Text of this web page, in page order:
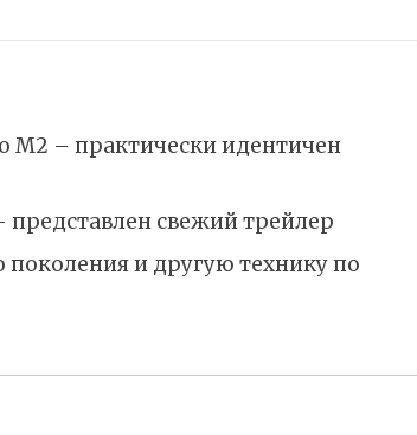
M2 – практически идентичен
представлен свежий трейлер
поколения и другую технику по